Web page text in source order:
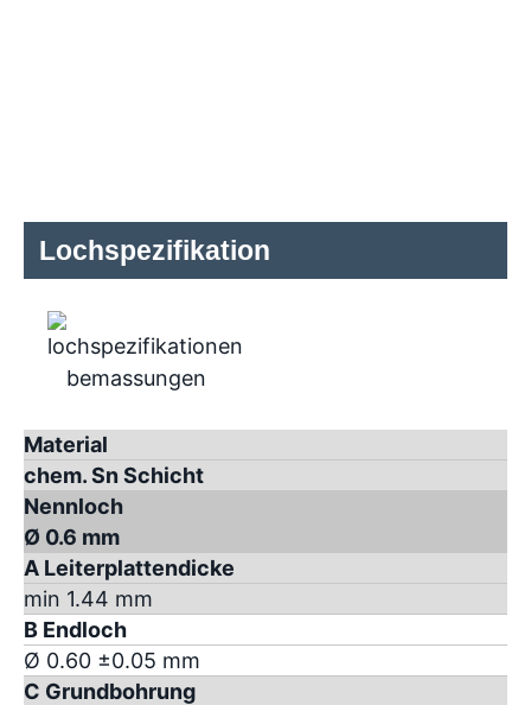
Lochspezifikation
Material
chem. Sn Schicht
Nennloch
Ø 0.6 mm
A Leiterplattendicke
min 1.44 mm
B Endloch
Ø 0.60 ±0.05 mm
C Grundbohrung